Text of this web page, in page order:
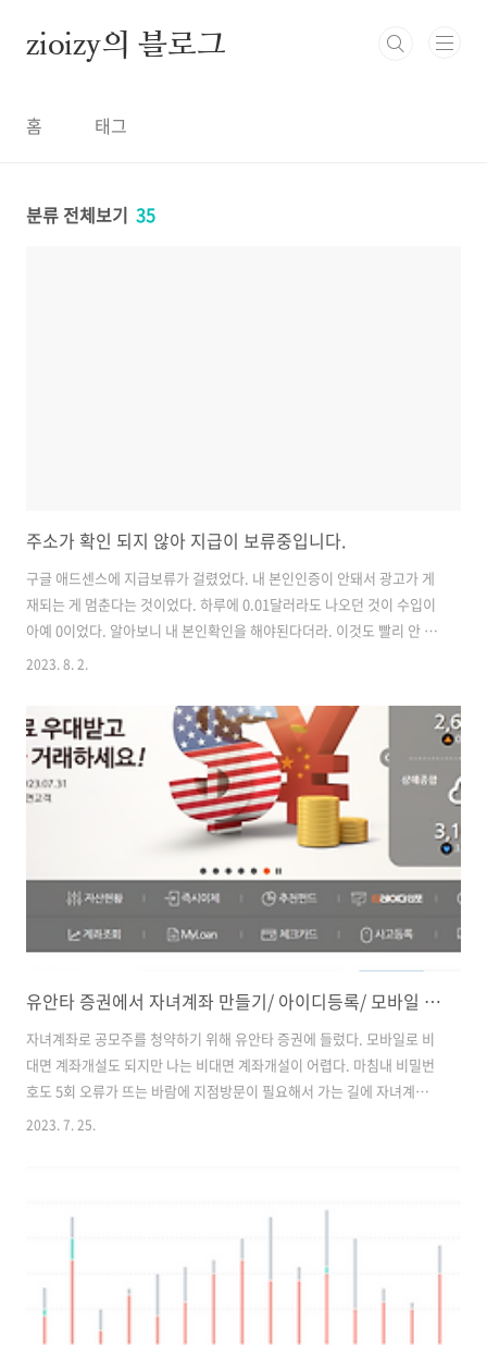
zioizy의 블로그
홈 태그
분류 전체보기 35
주소가 확인 되지 않아 지급이 보류중입니다.
구글 애드센스에 지급보류가 걸렸었다. 내 본인인증이 안돼서 광고가 게
재되는 게 멈춘다는 것이었다. 하루에 0.01달러라도 나오던 것이 수입이
아예 0이었다. 알아보니 내 본인확인을 해야된다더라. 이것도 빨리 안 하
면 골치 아파지는 것 같으니 서둘러 확인을 했다. 어렵지도 않았고 신분
되었다. 그러고 하루쯤? 지나 확인했더니 다니 광고가 게재되었다. 그러
나 상단에 또 빨간 느낌표와 함께 주소가 확인되지 않아 지급이 보류 중
입니다가 떴다. 가슴이 철렁했다. 또 뭐??? 알아보니 이건 구글 애드센스
측에서 핀( PIN ) 번호를 보내주니 그것을 받아 입력하면 되는 문제다 오
는 데는 2~4주가 걸리며 우리 집으로 우편을 보내준다고 하니 잊고 살..
2023. 8. 2.
유안타 증권에서 자녀계좌 만들기/ 아이디등록/ 모바일 공동인증서 등록하기
자녀계좌로 공모주를 청약하기 위해 유안타 증권에 들렀다. 모바일로 비
대면 계좌개설도 되지만 나는 비대면 계좌개설이 어렵다. 마침내 비밀번
호도 5회 오류가 뜨는 바람에 지점방문이 필요해서 가는 길에 자녀계좌
개설도 해볼까 해서 검색을 해보았다. 다행히 가까운 곳 무실동에 유안타
족관계증명서 ( 신청대리인 것 ) 자녀도장 신청대리인 신분증 * 모든 서류
인하고 가셔야 하는데 이제껏 자녀계좌 만들어본 경험으로는 위의 것만
2023. 7. 25.